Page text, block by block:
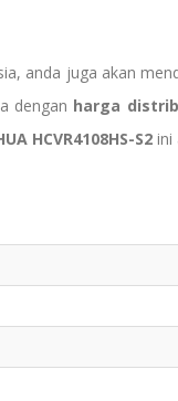
anda juga akan
dengan harga
HCVR4108HS-S2ini